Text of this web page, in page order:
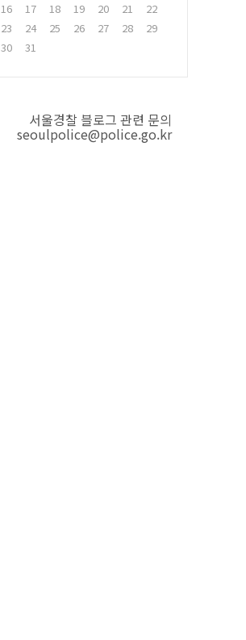
16
17 18 19 20 21
22
23
24 25 26 27 28
29
30
31
서울경찰 블로그 관련 문의
seoulpolice@police.go.kr